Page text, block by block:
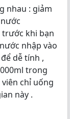
nhau : giảm
trước khi bạn
nhập vào
dễ tính ,
trong
chỉ uống
này .